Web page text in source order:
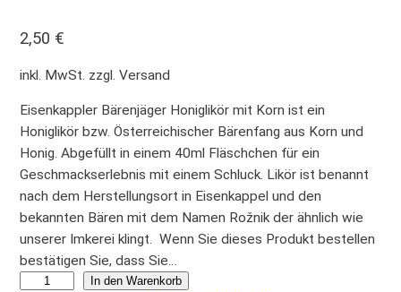
2,50 €
inkl. MwSt. zzgl. Versand
Eisenkappler Bärenjäger Honiglikör mit Korn ist ein
Honiglikör bzw. Österreichischer Bärenfang aus Korn und
Honig. Abgefüllt in einem 40ml Fläschchen für ein
Geschmackserlebnis mit einem Schluck. Likör ist benannt
nach dem Herstellungsort in Eisenkappel und den
bekannten Bären mit dem Namen Rožnik der ähnlich wie
unserer Imkerei klingt. Wenn Sie dieses Produkt bestellen
bestätigen Sie, dass Sie…
In den Warenkorb